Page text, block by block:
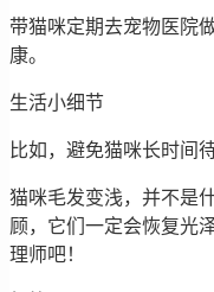
带猫咪定期去宠物医院
康。
生活小细节
比如，避免猫咪长时间
猫咪毛发变浅，并不是
顾，它们一定会恢复光
理师吧！